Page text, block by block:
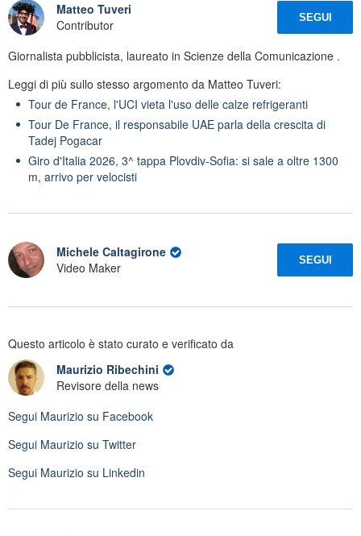
Matteo Tuveri
Contributor
SEGUI
Giornalista pubblicista, laureato in Scienze della Comunicazione .
Leggi di più sullo stesso argomento da Matteo Tuveri:
Tour de France, l'UCI vieta l'uso delle calze refrigeranti
Tour De France, il responsabile UAE parla della crescita di
Tadej Pogacar
Giro d'Italia 2026, 3^ tappa Plovdiv-Sofia: si sale a oltre 1300
m, arrivo per velocisti
Michele Caltagirone
Video Maker
SEGUI
Questo articolo è stato curato e verificato da
Maurizio Ribechini
Revisore della news
Segui Maurizio su Facebook
Segui Maurizio su Twitter
Segui Maurizio su Linkedin